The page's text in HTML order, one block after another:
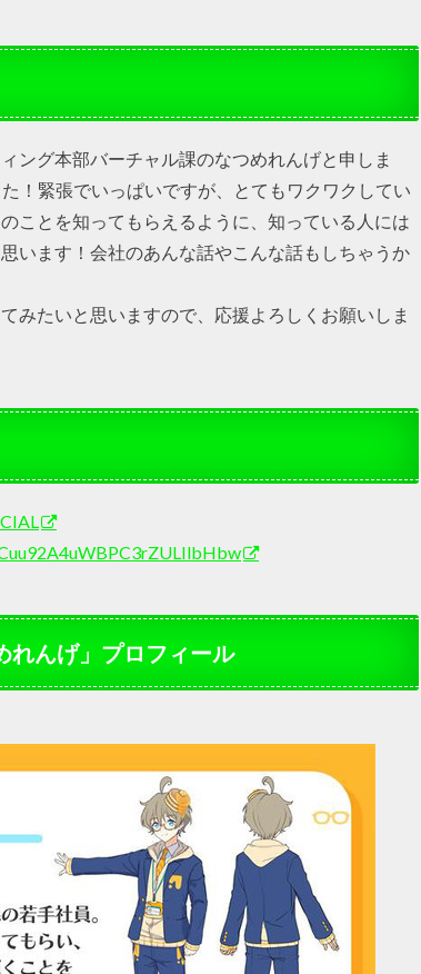
ング本部バーチャル課のなつめれんげと申しま
！緊張でいっぱいですが、とてもワクワクしてい
ことを知ってもらえるように、知っている人には
います！会社のあんな話やこんな話もしちゃうか
みたいと思いますので、応援よろしくお願いしま
れんげ」プロフィール